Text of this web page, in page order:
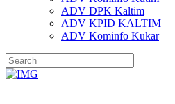
ADV DPK Kaltim
ADV KPID KALTIM
ADV Kominfo Kukar